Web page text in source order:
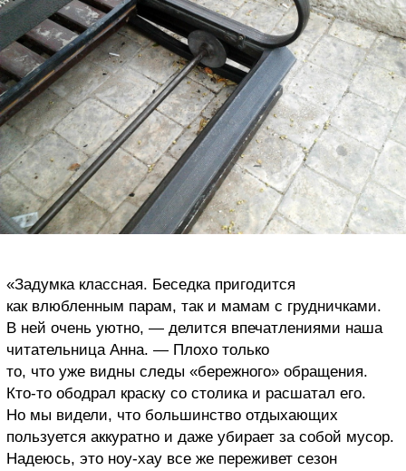
«Задумка классная. Беседка пригодится
как влюбленным парам, так и мамам с грудничками.
В ней очень уютно, — делится впечатлениями наша
читательница Анна. — Плохо только
то, что уже видны следы «бережного» обращения.
Кто-то ободрал краску со столика и расшатал его.
Но мы видели, что большинство отдыхающих
пользуется аккуратно и даже убирает за собой мусор.
Надеюсь, это ноу-хау все же переживет сезон